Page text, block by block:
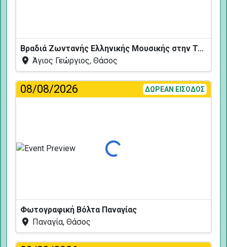
Βραδιά Ζωντανής Ελληνικής Μουσικής στην Ταβέρνα Κελάρι
Άγιος Γεώργιος, Θάσος
08/08/2026 ΔΩΡΕΑΝ ΕΙΣΟΔΟΣ
Φόρτωση...
Φωτογραφική Βόλτα Παναγίας
Παναγία, Θάσος